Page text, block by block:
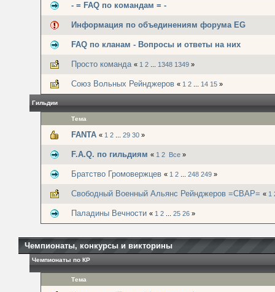
- = FAQ по командам = -
Информация по объединениям форума EG
FAQ по кланам - Вопросы и ответы на них
Просто команда « 1 2 ... 1348 1349 »
Союз Вольных Рейнджеров « 1 2 ... 14 15 »
Гильдии
Тема
FANTA « 1 2 ... 29 30 »
F.A.Q. по гильдиям « 1 2 Все »
Братство Громовержцев « 1 2 ... 248 249 »
Свободный Военный Альянс Рейнджеров =СВАР= « 1
Паладины Вечности « 1 2 ... 25 26 »
Чемпионаты, конкурсы и викторины
Чемпионаты по КР
Тема